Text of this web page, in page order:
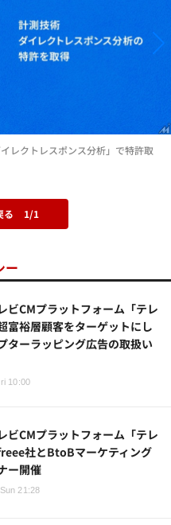
レクトレスポンス分析」で特許取
る 1/1
ー
ビCMプラットフォーム「テレ
富裕層顧客をターゲットにし
ターラッピング広告の取扱い
10:00
ビCMプラットフォーム「テレ
社とBtoBマーケティング
ー開催
21:28